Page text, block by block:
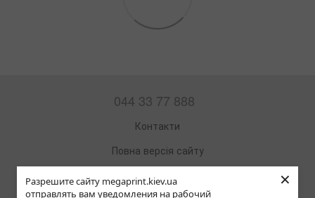
Разрешите сайту megaprint.kiev.ua
отправлять вам уведомления на рабочий
×
044 33 77 888
Контакти
Повна версія сайту
Мапа сайту